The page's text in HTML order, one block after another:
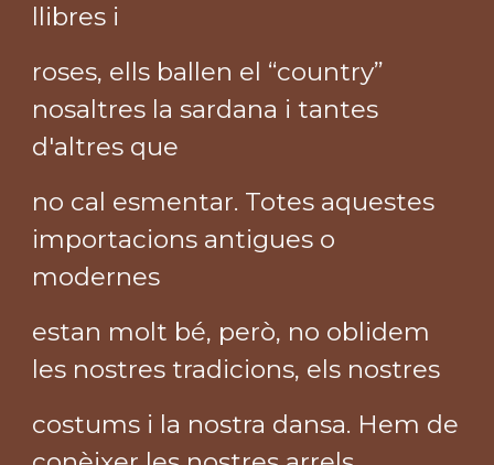
llibres i
roses, ells ballen el “country”
nosaltres la sardana i tantes
d'altres que
no cal esmentar. Totes aquestes
importacions antigues o
modernes
estan molt bé, però, no oblidem
les nostres tradicions, els nostres
costums i la nostra dansa. Hem de